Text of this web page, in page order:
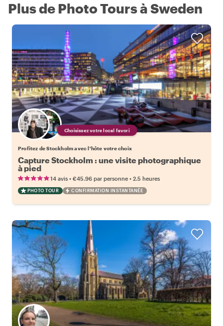
Plus de Photo Tours à Sweden
Choisissez votre local favori
Profitez de Stockholm avec l'hôte votre choix
Capture Stockholm : une visite photographique
à pied
14 avis • €45.96 par personne • 2.5 heures
PHOTO TOUR CONFIRMATION INSTANTANÉE